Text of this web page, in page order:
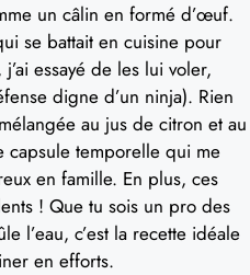
un câlin en formé d’œuf.
se battait en cuisine pour
essayé de les lui voler,
digne d’un ninja). Rien
au jus de citron et au
capsule temporelle qui me
en famille. En plus, ces
! Que tu sois un pro des
l’eau, c’est la recette idéale
en efforts.